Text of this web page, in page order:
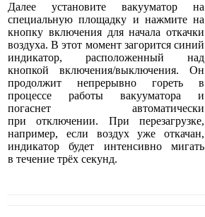
Далее установите вакууматор на
специальную площадку и нажмите на
кнопку включения для начала откачки
воздуха. В этот момент загорится синий
индикатор, расположенный над
кнопкой включения/выключения. Он
продолжит непрерывно гореть в
процессе работы вакууматора и
погаснет автоматически
при отключении. При перезагрузке,
например, если воздух уже откачан,
индикатор будет интенсивно мигать
в течение трёх секунд.